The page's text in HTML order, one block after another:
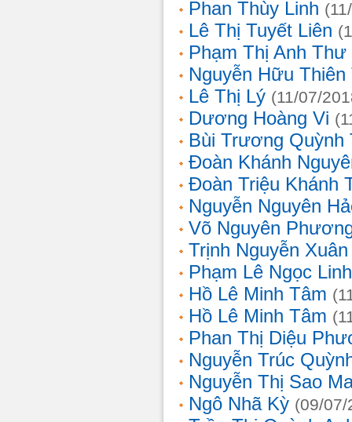
Phan Thùy Linh
Lê Thị Tuyết Liên
Phạm Thị Anh Thư
Nguyễn Hữu Thiên
Lê Thị Lý (11/07/
Dương Hoàng Vi
Bùi Trương Quỳnh
Đoàn Khánh
Đoàn Triệu Khánh
Nguyễn Nguyên
Võ Nguyên
Trịnh Nguyễn
Phạm Lê Ngọc Linh
Hồ Lê Minh Tâm
Hồ Lê Minh Tâm
Phan Thị Diệu
Nguyễn Trúc
Nguyễn Thị Sao
Ngô Nhã Kỳ (09/07/